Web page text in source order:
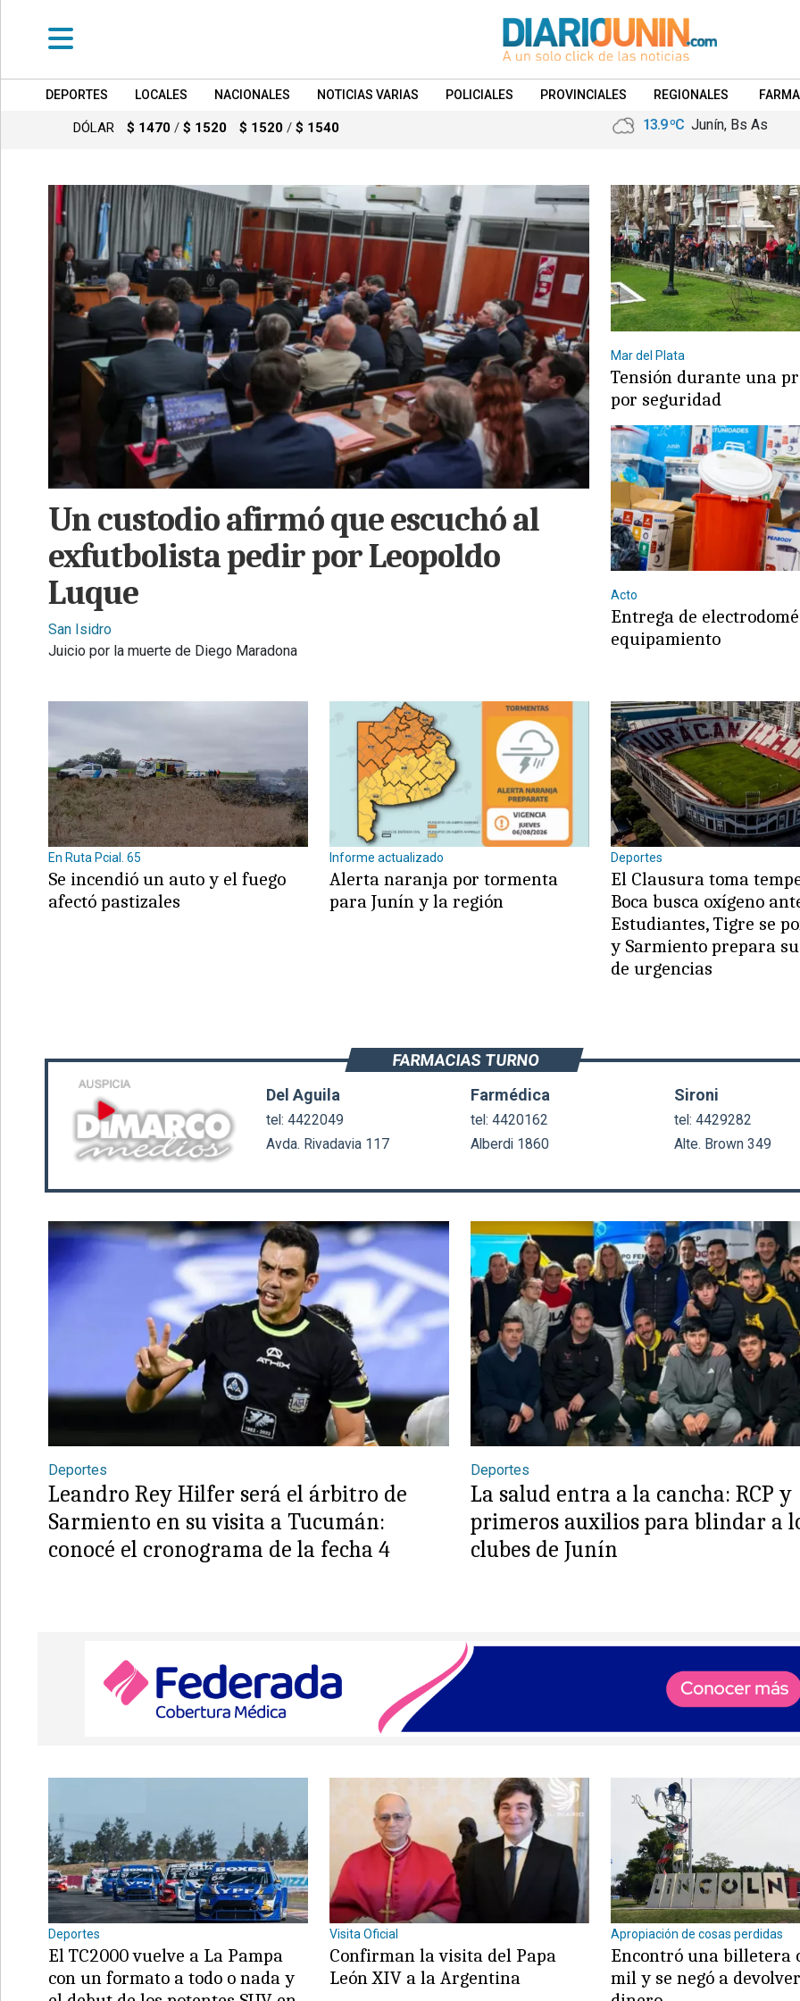
DEPORTES
NACIONALES
NOTICIAS
POLICIALES
PROVINCIALES
REGIONALES
INTERNACIONALES
• SUPLEMENTOS
• RADIOS EN VIVO
DEPORTES LOCALES NACIONALES NOTICIAS VARIAS POLICIALES PROVINCIALES REGIONALES
DÓLAR $ 1470 / $ 1520 $ 1520 / $ 1540 13.9 ºC Junín, Bs As
Un custodio afirmó que escuchó al
exfutbolista pedir por Leopoldo
Luque
San Isidro
Juicio por la muerte de Diego Maradona
Mar del Plata
Tensión durante una
por seguridad
Acto
Entrega de
equipamiento
En Ruta Pcial. 65
Se incendió un auto y el fuego
afectó pastizales
Informe actualizado
Alerta naranja por tormenta
para Junín y la región
Deportes
El Clausura toma
Boca busca oxígeno
Estudiantes, Tigre se
y Sarmiento prepara
de urgencias
FARMACIAS TURNO
Del Aguila
tel: 4422049
Avda. Rivadavia 117
Farmédica
tel: 4420162
Alberdi 1860
Sironi
tel: 4429282
Alte. Brown 349
Deportes
Leandro Rey Hilfer será el árbitro de
Sarmiento en su visita a Tucumán:
conocé el cronograma de la fecha 4
Deportes
La salud entra a la cancha: RCP y
primeros auxilios para blindar a
clubes de Junín
Deportes
El TC2000 vuelve a La Pampa
con un formato a todo o nada y
Visita Oficial
Confirman la visita del Papa
León XIV a la Argentina
Apropiación de cosas perdidas
Encontró una billetera
mil y se negó a